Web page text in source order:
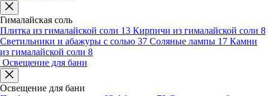
Гималайская соль
Плитка из гималайской соли 13 Кирпичи из гималайской соли 8
Светильники и абажуры с солью 37 Соляные лампы 17 Камни
из гималайской соли 8
Освещение для бани
Освещение для бани